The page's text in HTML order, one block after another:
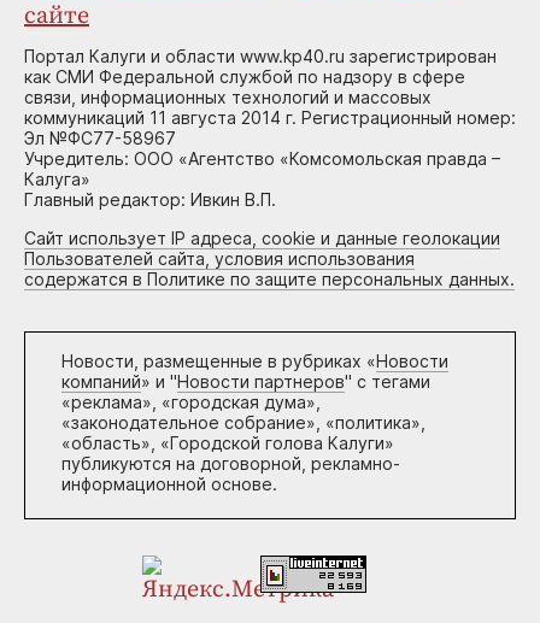
сайте
Портал Калуги и области www.kp40.ru зарегистрирован
как СМИ Федеральной службой по надзору в сфере
связи, информационных технологий и массовых
коммуникаций 11 августа 2014 г. Регистрационный номер:
Эл №ФС77-58967
Учредитель: ООО «Агентство «Комсомольская правда –
Калуга»
Главный редактор: Ивкин В.П.
Сайт использует IP адреса, cookie и данные геолокации
Пользователей сайта, условия использования
содержатся в Политике по защите персональных данных.
Новости, размещенные в рубриках «Новости
компаний» и "Новости партнеров" с тегами
«реклама», «городская дума»,
«законодательное собрание», «политика»,
«область», «Городской голова Калуги»
публикуются на договорной, рекламно-
информационной основе.